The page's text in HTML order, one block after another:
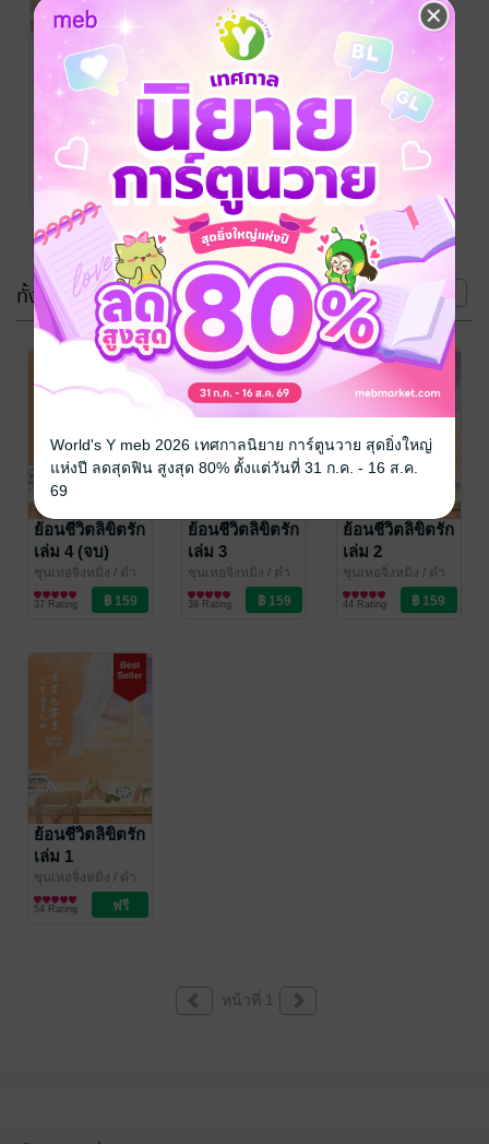
SET ย้อนชีวิต
ลิขิตรัก เล่ม 1 –
4 (จบ)
ชุนเหอจิ่งหมิง
/ ตำ
หนักไร้ต์รัก : ห้องเซี
นิยายรัก
ทั้งหมด(4 เล่ม) หน้าที่ 1
ย้อนชีวิตลิขิตรัก
เล่ม 4 (จบ)
ชุนเหอจิ่งหมิง / ตำ
หนักไร้ต์รัก : ห้องเซี
ยงหลี
นิยายรัก
37 Rating
ย้อนชีวิตลิขิตรัก
เล่ม 3
ชุนเหอจิ่งหมิง / ตำ
หนักไร้ต์รัก : ห้องเซี
ยงหลี
นิยายรัก
38 Rating
ย้อนชีวิตลิขิตรัก
เล่ม 2
ชุนเหอจิ่งหมิง / ตำ
หนักไร้ต์รัก : ห้องเซี
ยงหลี
นิยายรัก
44 Rating
ย้อนชีวิตลิขิตรัก
เล่ม 1
ชุนเหอจิ่งหมิง / ตำ
หนักไร้ต์รัก : ห้องเซี
ยงหลี
นิยายรัก
54 Rating
หน้าที่ 1
World's Y meb 2026 เทศกาลนิยาย การ์ตูนวาย สุดยิ่งใหญ่
แห่งปี ลดสุดฟิน สูงสุด 80% ตั้งแต่วันที่ 31 ก.ค. - 16 ส.ค.
69